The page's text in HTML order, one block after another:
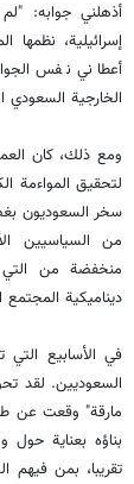
أذهلني جوابه:
إسرائيلية، نظمها
أعطاني نفس
الخارجية
ومع ذلك، كان
لتحقيق المواءمة
سخر السعوديون
من السياسيين
منخفضة من التي
ديناميكية
في الأسابيع
السعوديين. لقد
مارقة" وقعت عن
بناؤه بعناية
تقريبا، بمن فيهم